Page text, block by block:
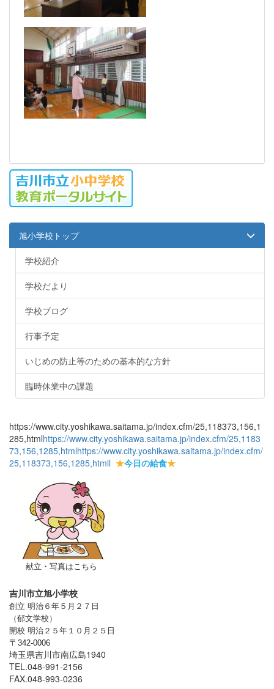
旭小学校トップ
学校紹介
学校だより
学校ブログ
行事予定
いじめの防止等のための基本的な方針
臨時休業中の課題
https://www.city.yoshikawa.saitama.jp/index.cfm/25,118373,156,1
285,htmlhttps://www.city.yoshikawa.saitama.jp/index.cfm/25,1183
73,156,1285,htmlhttps://www.city.yoshikawa.saitama.jp/index.cfm/
25,118373,156,1285,htmll ★今日の給食★
献立・写真はこちら
吉川市立旭小学校
創立 明治６年５月２７日
（郁文学校）
開校 明治２５年１０月２５日
〒 342-0006
埼玉県吉川市南広島1940
TEL.048-991-2156
FAX.048-993-0236